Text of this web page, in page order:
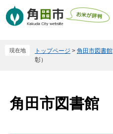
ー
ニ
現在地 トップページ > 角田市図書館
彰）
角田市図書館